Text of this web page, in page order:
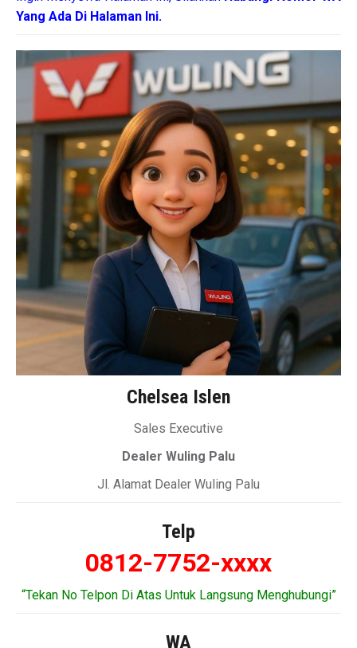
Yang Ada Di Halaman Ini.
Chelsea Islen
Sales Executive
Dealer Wuling Palu
Jl. Alamat Dealer Wuling Palu
Telp
0812-7752-xxxx
“Tekan No Telpon Di Atas Untuk Langsung Menghubungi”
WA